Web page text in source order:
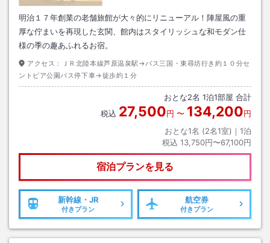
明治１７年創業の老舗旅館が大々的にリニューアル！陣屋風の重
厚な佇まいを再現した玄関、館内はスタイリッシュな和モダン仕
様の季の趣あふれるお宿。
アクセス：
ＪＲ北陸本線芦原温泉駅→バス三国・東尋坊行き約１０分セ
ントピア公園バス停下車→徒歩約１分
おとな2名 1泊1部屋 合計
税込 27,500円 〜 134,200円
おとな1名 (2名1室)｜ 1泊
税込 13,750円〜67,100円
宿泊プランを見る
新幹線・JR
付きプラン
航空券
付きプラン